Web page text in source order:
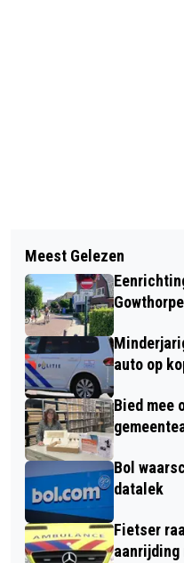
PROTEST TEGEN
BARNEVELD
CONFRONTATIE
WOLF BRAM IN
Meest Gelezen
auto op
Bied mee
Bol
datalek
Fietser
aanrijding